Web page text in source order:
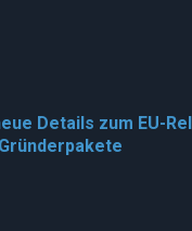
Details zum EU-